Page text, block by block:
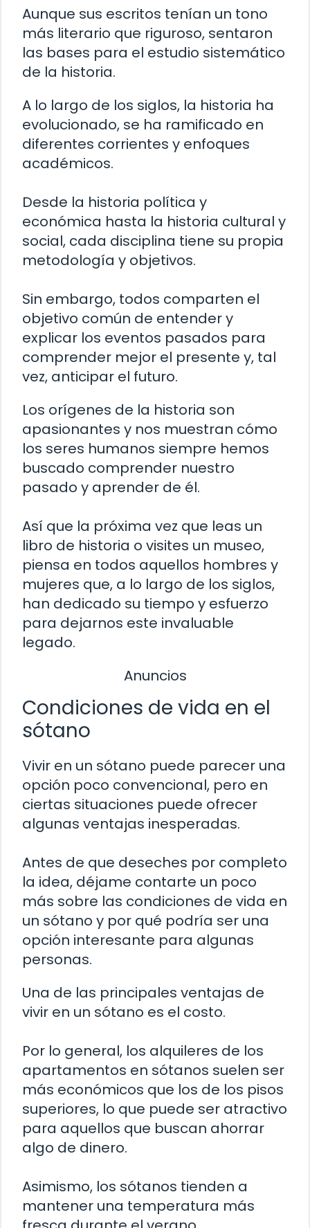
Aunque sus escritos tenían un tono
más literario que riguroso, sentaron
las bases para el estudio sistemático
de la historia.
A lo largo de los siglos, la historia ha
evolucionado, se ha ramificado en
diferentes corrientes y enfoques
académicos.
Desde la historia política y
económica hasta la historia cultural y
social, cada disciplina tiene su propia
metodología y objetivos.
Sin embargo, todos comparten el
objetivo común de entender y
explicar los eventos pasados para
comprender mejor el presente y, tal
vez, anticipar el futuro.
Los orígenes de la historia son
apasionantes y nos muestran cómo
los seres humanos siempre hemos
buscado comprender nuestro
pasado y aprender de él.
Así que la próxima vez que leas un
libro de historia o visites un museo,
piensa en todos aquellos hombres y
mujeres que, a lo largo de los siglos,
han dedicado su tiempo y esfuerzo
para dejarnos este invaluable
legado.
Anuncios
Condiciones de vida en el
sótano
Vivir en un sótano puede parecer una
opción poco convencional, pero en
ciertas situaciones puede ofrecer
algunas ventajas inesperadas.
Antes de que deseches por completo
la idea, déjame contarte un poco
más sobre las condiciones de vida en
un sótano y por qué podría ser una
opción interesante para algunas
personas.
Una de las principales ventajas de
vivir en un sótano es el costo.
Por lo general, los alquileres de los
apartamentos en sótanos suelen ser
más económicos que los de los pisos
superiores, lo que puede ser atractivo
para aquellos que buscan ahorrar
algo de dinero.
Asimismo, los sótanos tienden a
mantener una temperatura más